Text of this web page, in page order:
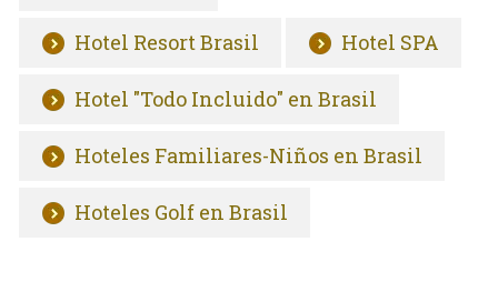
Hotel Resort Brasil Hotel SPA
Hotel "Todo Incluido" en Brasil
Hoteles Familiares-Niños en Brasil
Hoteles Golf en Brasil